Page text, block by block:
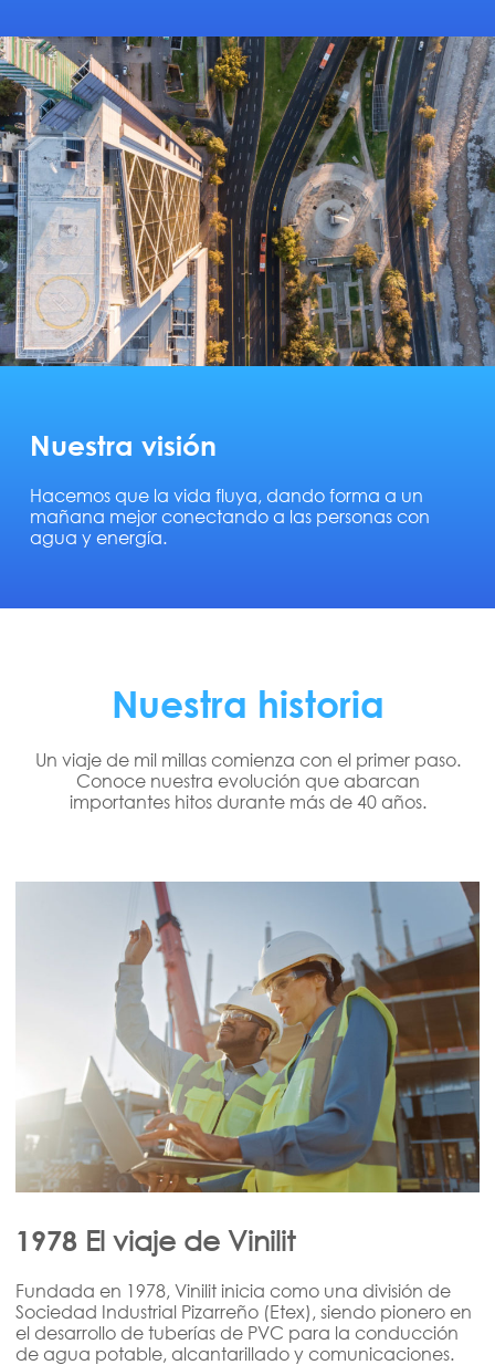
Nuestra visión
Hacemos que la vida fluya, dando forma a un
mañana mejor conectando a las personas con
agua y energía.
Nuestra historia
Un viaje de mil millas comienza con el primer paso.
Conoce nuestra evolución que abarcan
importantes hitos durante más de 40 años.
1978 El viaje de Vinilit
Fundada en 1978, Vinilit inicia como una división de
Sociedad Industrial Pizarreño (Etex), siendo pionero en
el desarrollo de tuberías de PVC para la conducción
de agua potable, alcantarillado y comunicaciones.